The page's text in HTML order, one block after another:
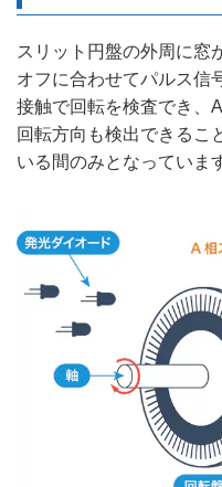
スリット円盤の外周に窓
オフに合わせてパルス信
接触で回転を検査でき、
回転方向も検出できるこ
いる間のみとなっていま